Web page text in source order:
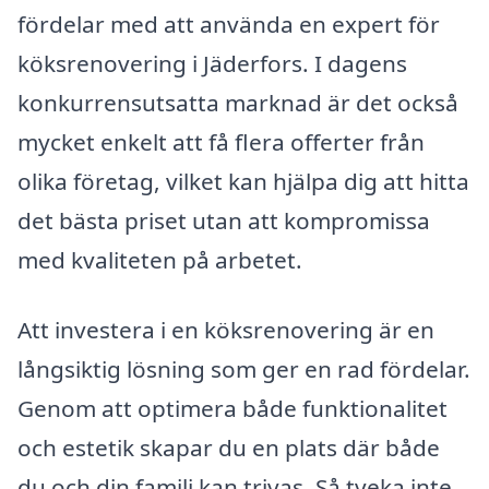
fördelar med att använda en expert för
köksrenovering i Jäderfors. I dagens
konkurrensutsatta marknad är det också
mycket enkelt att få flera offerter från
olika företag, vilket kan hjälpa dig att hitta
det bästa priset utan att kompromissa
med kvaliteten på arbetet.
Att investera i en köksrenovering är en
långsiktig lösning som ger en rad fördelar.
Genom att optimera både funktionalitet
och estetik skapar du en plats där både